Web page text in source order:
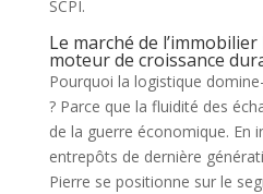
SCPI.
Le marché de
moteur de croissance
Pourquoi la logistique
? Parce que la fluidité des
de la guerre économique. En
entrepôts de dernière
Pierre se positionne sur le